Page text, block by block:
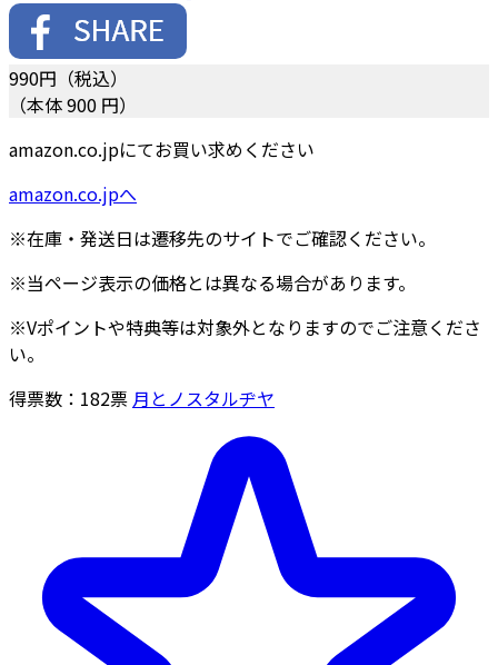
990円（税込）
（本体 900 円）
amazon.co.jpにてお買い求めください
amazon.co.jpへ
※在庫・発送日は遷移先のサイトでご確認ください。
※当ページ表示の価格とは異なる場合があります。
※Vポイントや特典等は対象外となりますのでご注意くださ
い。
得票数： 182票 月とノスタルヂヤ